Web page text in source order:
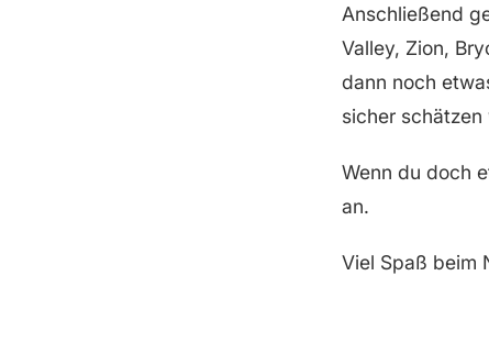
Anschließend
Valley, Zion,
dann noch
sicher schätzen
Wenn du doch
an.
Viel Spaß beim